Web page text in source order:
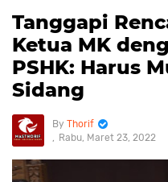
Tanggapi
Ketua MK
PSHK: Harus
Sidang
Thorif
Rabu, Maret 23, 2022